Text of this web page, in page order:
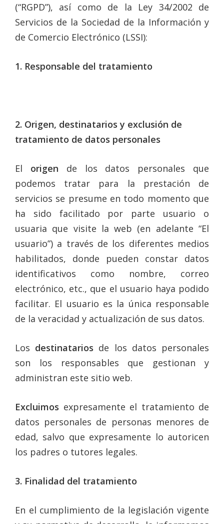
(“RGPD”), así como de la Ley 34/2002 de
Servicios de la Sociedad de la Información y
de Comercio Electrónico (LSSI):
1. Responsable del tratamiento
2. Origen, destinatarios y exclusión de
tratamiento de datos personales
El origen de los datos personales que
podemos tratar para la prestación de
servicios se presume en todo momento que
ha sido facilitado por parte usuario o
usuaria que visite la web (en adelante “El
usuario”) a través de los diferentes medios
habilitados, donde pueden constar datos
identificativos como nombre, correo
electrónico, etc., que el usuario haya podido
facilitar. El usuario es la única responsable
de la veracidad y actualización de sus datos.
Los destinatarios de los datos personales
son los responsables que gestionan y
administran este sitio web.
Excluimos expresamente el tratamiento de
datos personales de personas menores de
edad, salvo que expresamente lo autoricen
los padres o tutores legales.
3. Finalidad del tratamiento
En el cumplimiento de la legislación vigente